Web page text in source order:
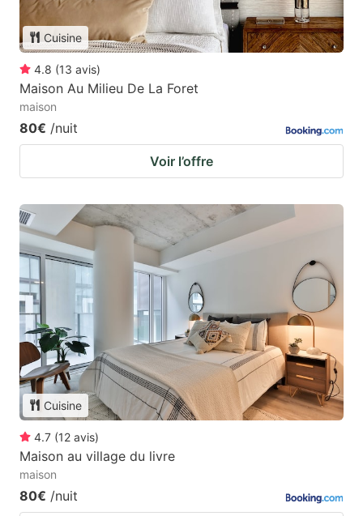
Cuisine
4.8 (13 avis)
Maison Au Milieu De La Foret
maison
80€ /nuit
Voir l’offre
Cuisine
4.7 (12 avis)
Maison au village du livre
maison
80€ /nuit